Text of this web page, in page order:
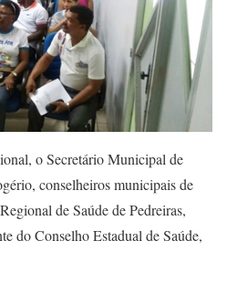
o Secretário Municipal de
conselheiros municipais de
de Saúde de Pedreiras,
do Conselho Estadual de Saúde,